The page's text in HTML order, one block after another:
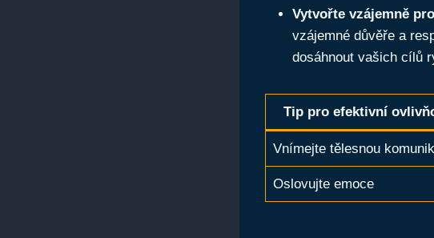
Vytvořte vzájemně
vzájemné důvěře a
dosáhnout vašich cílů
Tip pro efektivní
Vnímejte tělesnou
Oslovujte emoce